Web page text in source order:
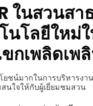
ในสวนส
นโลยีใหม่
กเพลิดเพ
ยชน์มากในการบริหารง
นใจให้กับผู้เยี่ยมชมสวน